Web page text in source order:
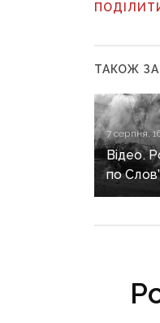
ТАКОЖ
7 серпня,
Відео.
по